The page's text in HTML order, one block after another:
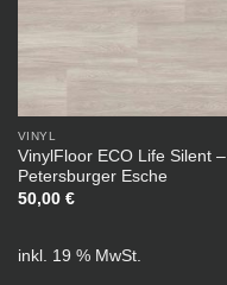
VINYL
VinylFloor ECO Life Silent –
Petersburger Esche
50,00 €
inkl. 19 % MwSt.